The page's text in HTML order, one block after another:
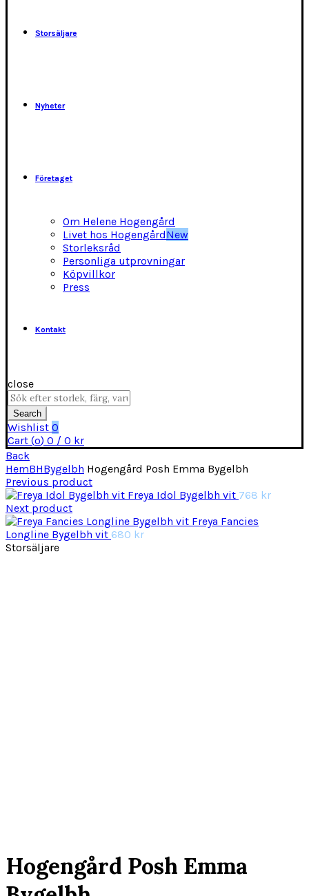
Storsäljare
Nyheter
Företaget
Om Helene Hogengård
Livet hos HogengårdNew
Storleksråd
Personliga utprovningar
Köpvillkor
Press
Kontakt
close
Search
for:
Search
Wishlist 0
Cart (o) 0 / 0 kr
Back
HemBHBygelbh Hogengård Posh Emma Bygelbh
Previous product
Freya Idol Bygelbh vit 768 kr
Next product
Freya Fancies
Longline Bygelbh vit 680 kr
Storsäljare
Hogengård Posh Emma